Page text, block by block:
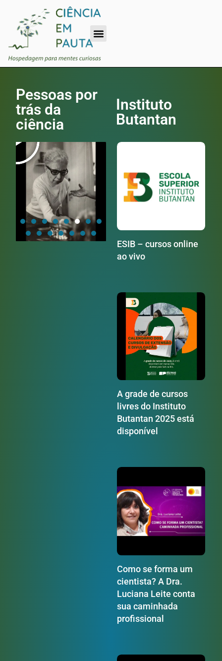
Pessoas por
trás da
ciência
Instituto
Butantan
ESIB – cursos online
ao vivo
A grade de cursos
livres do Instituto
Butantan 2025 está
disponível
Como se forma um
cientista? A Dra.
Luciana Leite conta
sua caminhada
profissional